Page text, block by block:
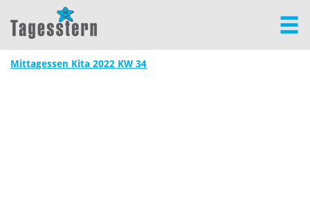
Mittagessen Kita 2022 KW 34